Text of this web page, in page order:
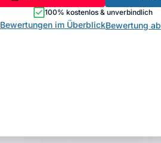
100% kostenlos & unverbindlich
Bewertungen im ÜberblickBewertung